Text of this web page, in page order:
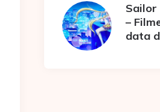
Sailor
–
data